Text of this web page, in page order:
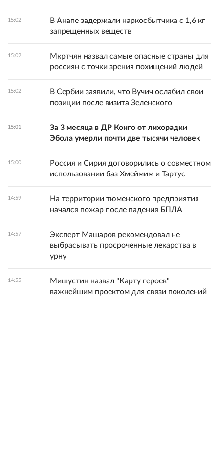
15:02
В Анапе задержали наркосбытчика с 1,6 кг
запрещенных веществ
15:02
Мкртчян назвал самые опасные страны для
россиян с точки зрения похищений людей
15:02
В Сербии заявили, что Вучич ослабил свои
позиции после визита Зеленского
15:01
За 3 месяца в ДР Конго от лихорадки
Эбола умерли почти две тысячи человек
15:00
Россия и Сирия договорились о совместном
использовании баз Хмеймим и Тартус
14:59
На территории тюменского предприятия
начался пожар после падения БПЛА
14:57
Эксперт Машаров рекомендовал не
выбрасывать просроченные лекарства в
урну
14:55
Мишустин назвал "Карту героев"
важнейшим проектом для связи поколений